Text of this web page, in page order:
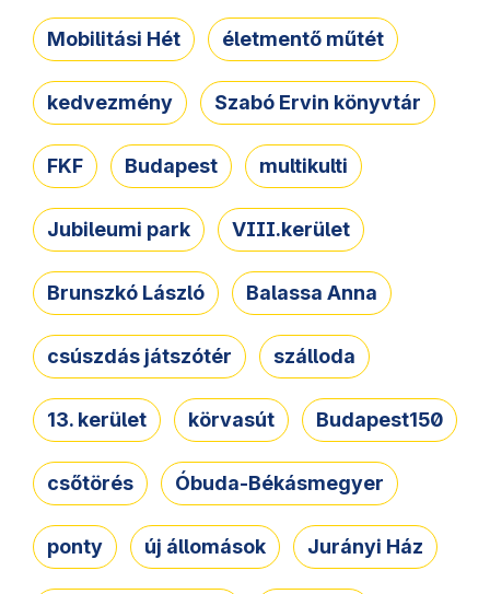
Mobilitási Hét életmentő műtét
kedvezmény Szabó Ervin könyvtár
FKF Budapest multikulti
Jubileumi park VIII.kerület
Brunszkó László Balassa Anna
csúszdás játszótér szálloda
13. kerület körvasút Budapest150
csőtörés Óbuda-Békásmegyer
ponty új állomások Jurányi Ház